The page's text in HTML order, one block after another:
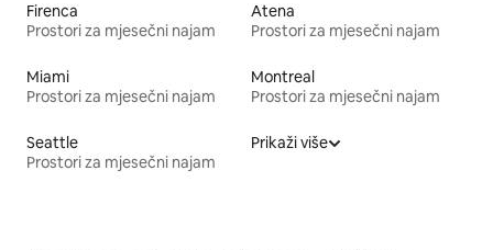
Firenca
Prostori za mjesečni najam
Atena
Prostori za mjesečni najam
Miami
Prostori za mjesečni najam
Montreal
Prostori za mjesečni najam
Seattle
Prostori za mjesečni najam
Prikaži više